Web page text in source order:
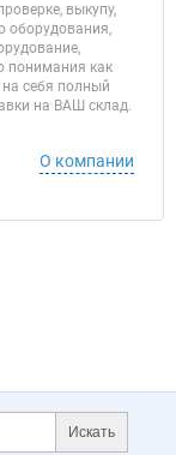
выкупу,
оборудования,
понимания как
себя полный
на ВАШ склад.
О компании
сайту и
Искать